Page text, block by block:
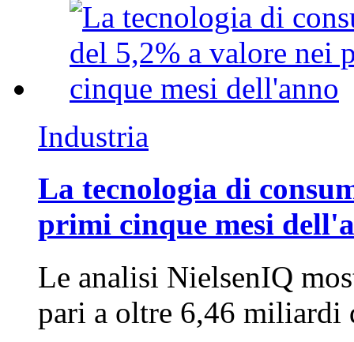
Industria
La tecnologia di
primi cinque mesi
Le analisi NielsenIQ
pari a oltre 6,46